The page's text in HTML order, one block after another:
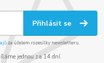
Přihlásit se
za účelem rozesílky newsletteru.
jednou za 14 dní.